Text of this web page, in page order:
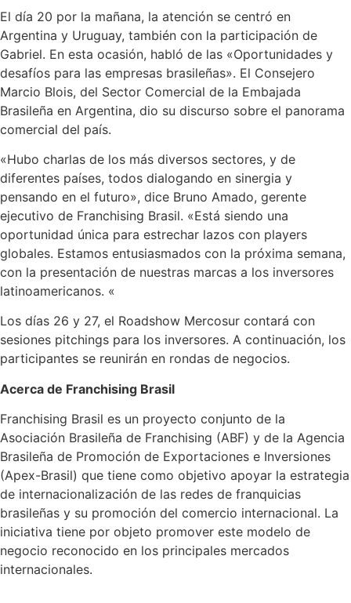
El día 20 por la mañana, la atención se centró en
Argentina y Uruguay, también con la participación de
Gabriel. En esta ocasión, habló de las «Oportunidades y
desafíos para las empresas brasileñas». El Consejero
Marcio Blois, del Sector Comercial de la Embajada
Brasileña en Argentina, dio su discurso sobre el panorama
comercial del país.
«Hubo charlas de los más diversos sectores, y de
diferentes países, todos dialogando en sinergia y
pensando en el futuro», dice Bruno Amado, gerente
ejecutivo de Franchising Brasil. «Está siendo una
oportunidad única para estrechar lazos con players
globales. Estamos entusiasmados con la próxima semana,
con la presentación de nuestras marcas a los inversores
latinoamericanos. «
Los días 26 y 27, el Roadshow Mercosur contará con
sesiones pitchings para los inversores. A continuación, los
participantes se reunirán en rondas de negocios.
Acerca de Franchising Brasil
Franchising Brasil es un proyecto conjunto de la
Asociación Brasileña de Franchising (ABF) y de la Agencia
Brasileña de Promoción de Exportaciones e Inversiones
(Apex-Brasil) que tiene como objetivo apoyar la estrategia
de internacionalización de las redes de franquicias
brasileñas y su promoción del comercio internacional. La
iniciativa tiene por objeto promover este modelo de
negocio reconocido en los principales mercados
internacionales.